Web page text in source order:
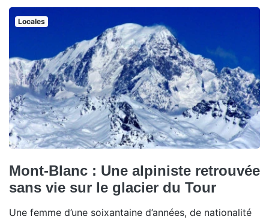
Locales
Mont-Blanc : Une alpiniste retrouvée
sans vie sur le glacier du Tour
Une femme d’une soixantaine d’années, de nationalité